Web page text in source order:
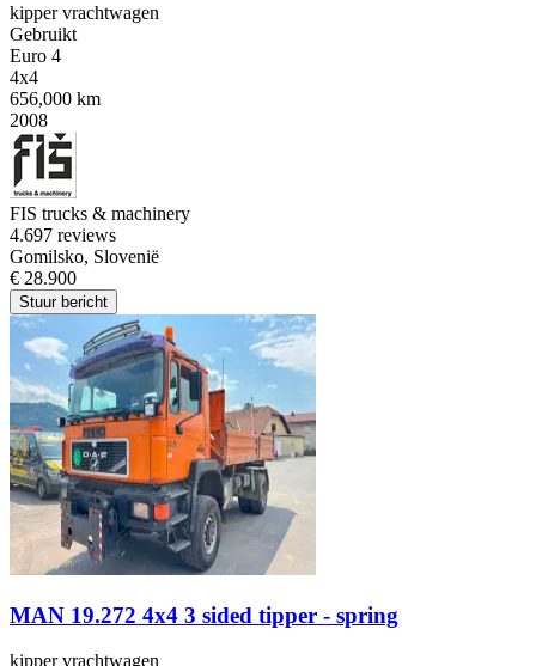
kipper vrachtwagen
Gebruikt
Euro 4
4x4
656,000 km
2008
FIS trucks & machinery
4.697 reviews
Gomilsko, Slovenië
€ 28.900
Stuur bericht
MAN 19.272 4x4 3 sided tipper - spring
kipper vrachtwagen